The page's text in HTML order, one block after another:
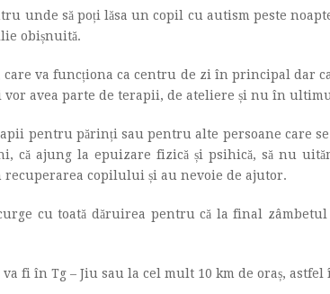
unde să poți lăsa un copil cu autism peste
obișnuită.
va funcționa ca centru de zi în principal dar
avea parte de terapii, de ateliere și nu în
pentru părinți sau pentru alte persoane care
că ajung la epuizare fizică și psihică, să nu
copilului și au nevoie de ajutor.
cu toată dăruirea pentru că la final
fi în Tg – Jiu sau la cel mult 10 km de oraș,